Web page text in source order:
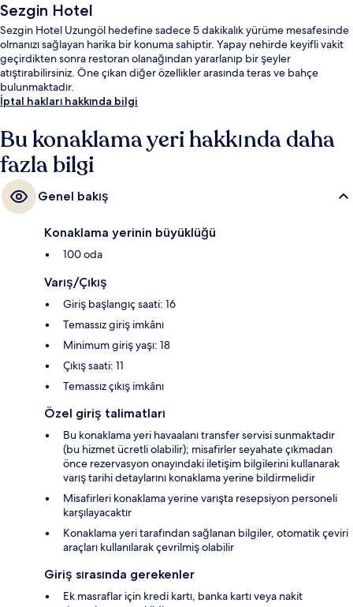
Sezgin Hotel
Sezgin Hotel Uzungöl hedefine sadece 5 dakikalık yürüme mesafesinde
olmanızı sağlayan harika bir konuma sahiptir. Yapay nehirde keyifli vakit
geçirdikten sonra restoran olanağından yararlanıp bir şeyler
atıştırabilirsiniz. Öne çıkan diğer özellikler arasında teras ve bahçe
bulunmaktadır.
İptal hakları hakkında bilgi
Bu konaklama yeri hakkında daha
fazla bilgi
Genel bakış
Konaklama yerinin büyüklüğü
100 oda
Varış/Çıkış
Giriş başlangıç saati: 16
Temassız giriş imkânı
Minimum giriş yaşı: 18
Çıkış saati: 11
Temassız çıkış imkânı
Özel giriş talimatları
Bu konaklama yeri havaalanı transfer servisi sunmaktadır
(bu hizmet ücretli olabilir); misafirler seyahate çıkmadan
önce rezervasyon onayındaki iletişim bilgilerini kullanarak
varış tarihi detaylarını konaklama yerine bildirmelidir
Misafirleri konaklama yerine varışta resepsiyon personeli
karşılayacaktır
Konaklama yeri tarafından sağlanan bilgiler, otomatik çeviri
araçları kullanılarak çevrilmiş olabilir
Giriş sırasında gerekenler
Ek masraflar için kredi kartı, banka kartı veya nakit